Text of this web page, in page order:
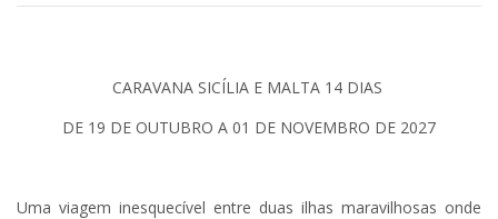
CARAVANA SICÍLIA E MALTA 14 DIAS
DE 19 DE OUTUBRO A 01 DE NOVEMBRO DE 2027
Uma viagem inesquecível entre duas ilhas maravilhosas onde